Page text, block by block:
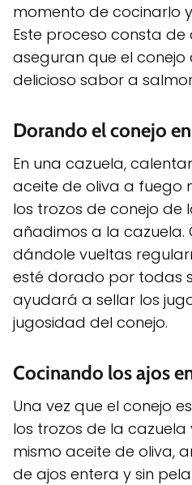
momento de cocinarlo
Este proceso consta
aseguran que el conejo
delicioso sabor a
Dorando el conejo
En una cazuela,
aceite de oliva a fuego
los trozos de conejo de
añadimos a la cazuela.
dándole vueltas
esté dorado por todas
ayudará a sellar los
jugosidad del conejo.
Cocinando los ajos
Una vez que el conejo
los trozos de la cazuela
mismo aceite de oliva,
de ajos entera y sin